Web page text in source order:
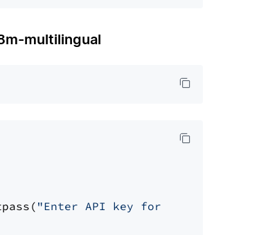
multilingual
"Enter API key for IBM watsonx: "